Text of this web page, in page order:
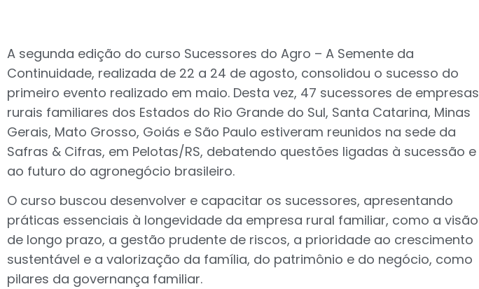
A segunda edição do curso Sucessores do Agro – A Semente da
Continuidade, realizada de 22 a 24 de agosto, consolidou o sucesso do
primeiro evento realizado em maio. Desta vez, 47 sucessores de empresas
rurais familiares dos Estados do Rio Grande do Sul, Santa Catarina, Minas
Gerais, Mato Grosso, Goiás e São Paulo estiveram reunidos na sede da
Safras & Cifras, em Pelotas/RS, debatendo questões ligadas à sucessão e
ao futuro do agronegócio brasileiro.
O curso buscou desenvolver e capacitar os sucessores, apresentando
práticas essenciais à longevidade da empresa rural familiar, como a visão
de longo prazo, a gestão prudente de riscos, a prioridade ao crescimento
sustentável e a valorização da família, do patrimônio e do negócio, como
pilares da governança familiar.